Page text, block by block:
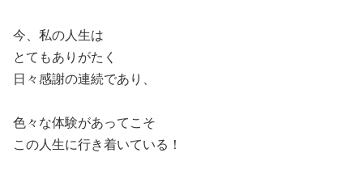
今、私の人生は
とてもありがたく
日々感謝の連続であり、
色々な体験があってこそ
この人生に行き着いている！